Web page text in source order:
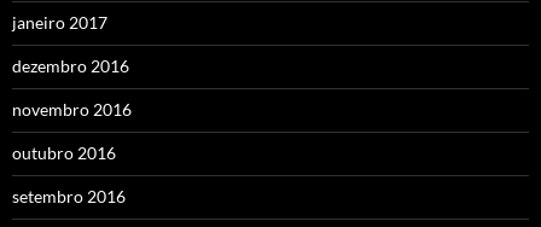
janeiro 2017
dezembro 2016
novembro 2016
outubro 2016
setembro 2016